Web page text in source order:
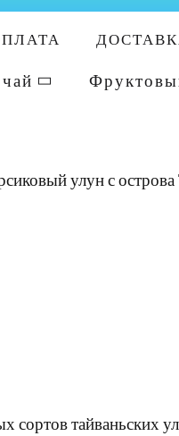
улун с острова
тайваньских